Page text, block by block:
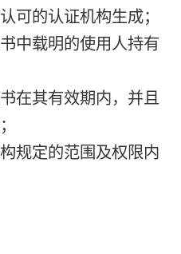
可的认证机构生成；
中载明的使用人持有
在其有效期内，并且
规定的范围及权限内